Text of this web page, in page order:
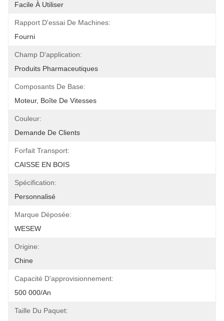
Facile À Utiliser
Rapport D'essai De Machines:
Fourni
Champ D'application:
Produits Pharmaceutiques
Composants De Base:
Moteur, Boîte De Vitesses
Couleur:
Demande De Clients
Forfait Transport:
CAISSE EN BOIS
Spécification:
Personnalisé
Marque Déposée:
WESEW
Origine:
Chine
Capacité D'approvisionnement:
500 000/an
Taille Du Paquet: